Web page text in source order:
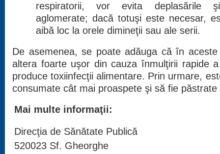
respiratorii, vor evita deplasările
aglomerate; dacă totuşi este necesar,
aibă loc la orele dimineţii sau ale serii.
De asemenea, se poate adăuga că în
altera foarte uşor din cauza înmulţirii rapide
produce toxiinfecţii alimentare. Prin urmare,
consumate cât mai proaspete şi să fie
Mai multe informaţii:
Direcţia de Sănătate Publică
520023 Sf. Gheorghe